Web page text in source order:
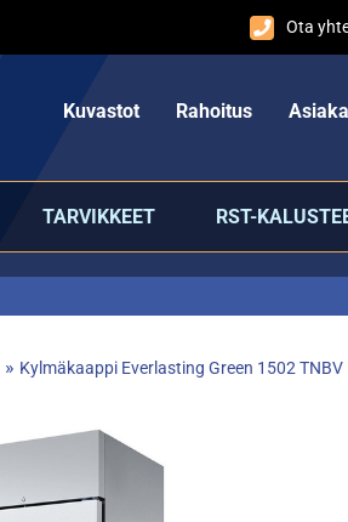
Ota
Kuvastot Rahoitus
TARVIKKEET RST-
» Kylmäkaappi Everlasting Green 1502 TNBV